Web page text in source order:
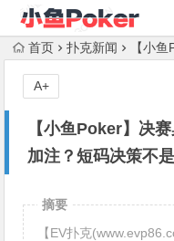
首页 扑克新闻 【小鱼
【小鱼Poker】决
加注？短码决策不
A+
摘要
【EV扑克